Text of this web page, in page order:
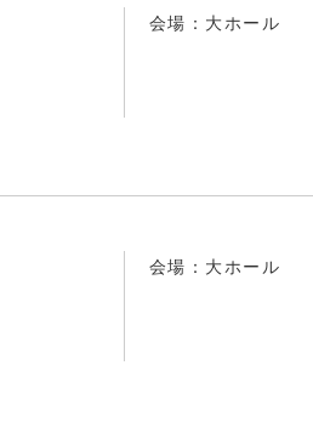
会場：大ホール
会場：大ホール